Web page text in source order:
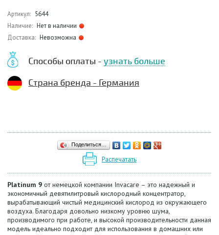
Артикул: 5644
Наличие: Нет в наличии
Доставка: Невозможна
Способы оплаты - узнать больше
Страна бренда - Германия
Поделиться…
Распечатать
Platinum 9 от немецкой компании Invacare – это надежный и
экономичный девятилитровый кислородный концентратор,
вырабатывающий чистый медицинский кислород из окружающего
воздуха. Благодаря довольно низкому уровню шума,
производимого при работе, и высокой производительности данная
модель идеально подходит для использования в домашних или